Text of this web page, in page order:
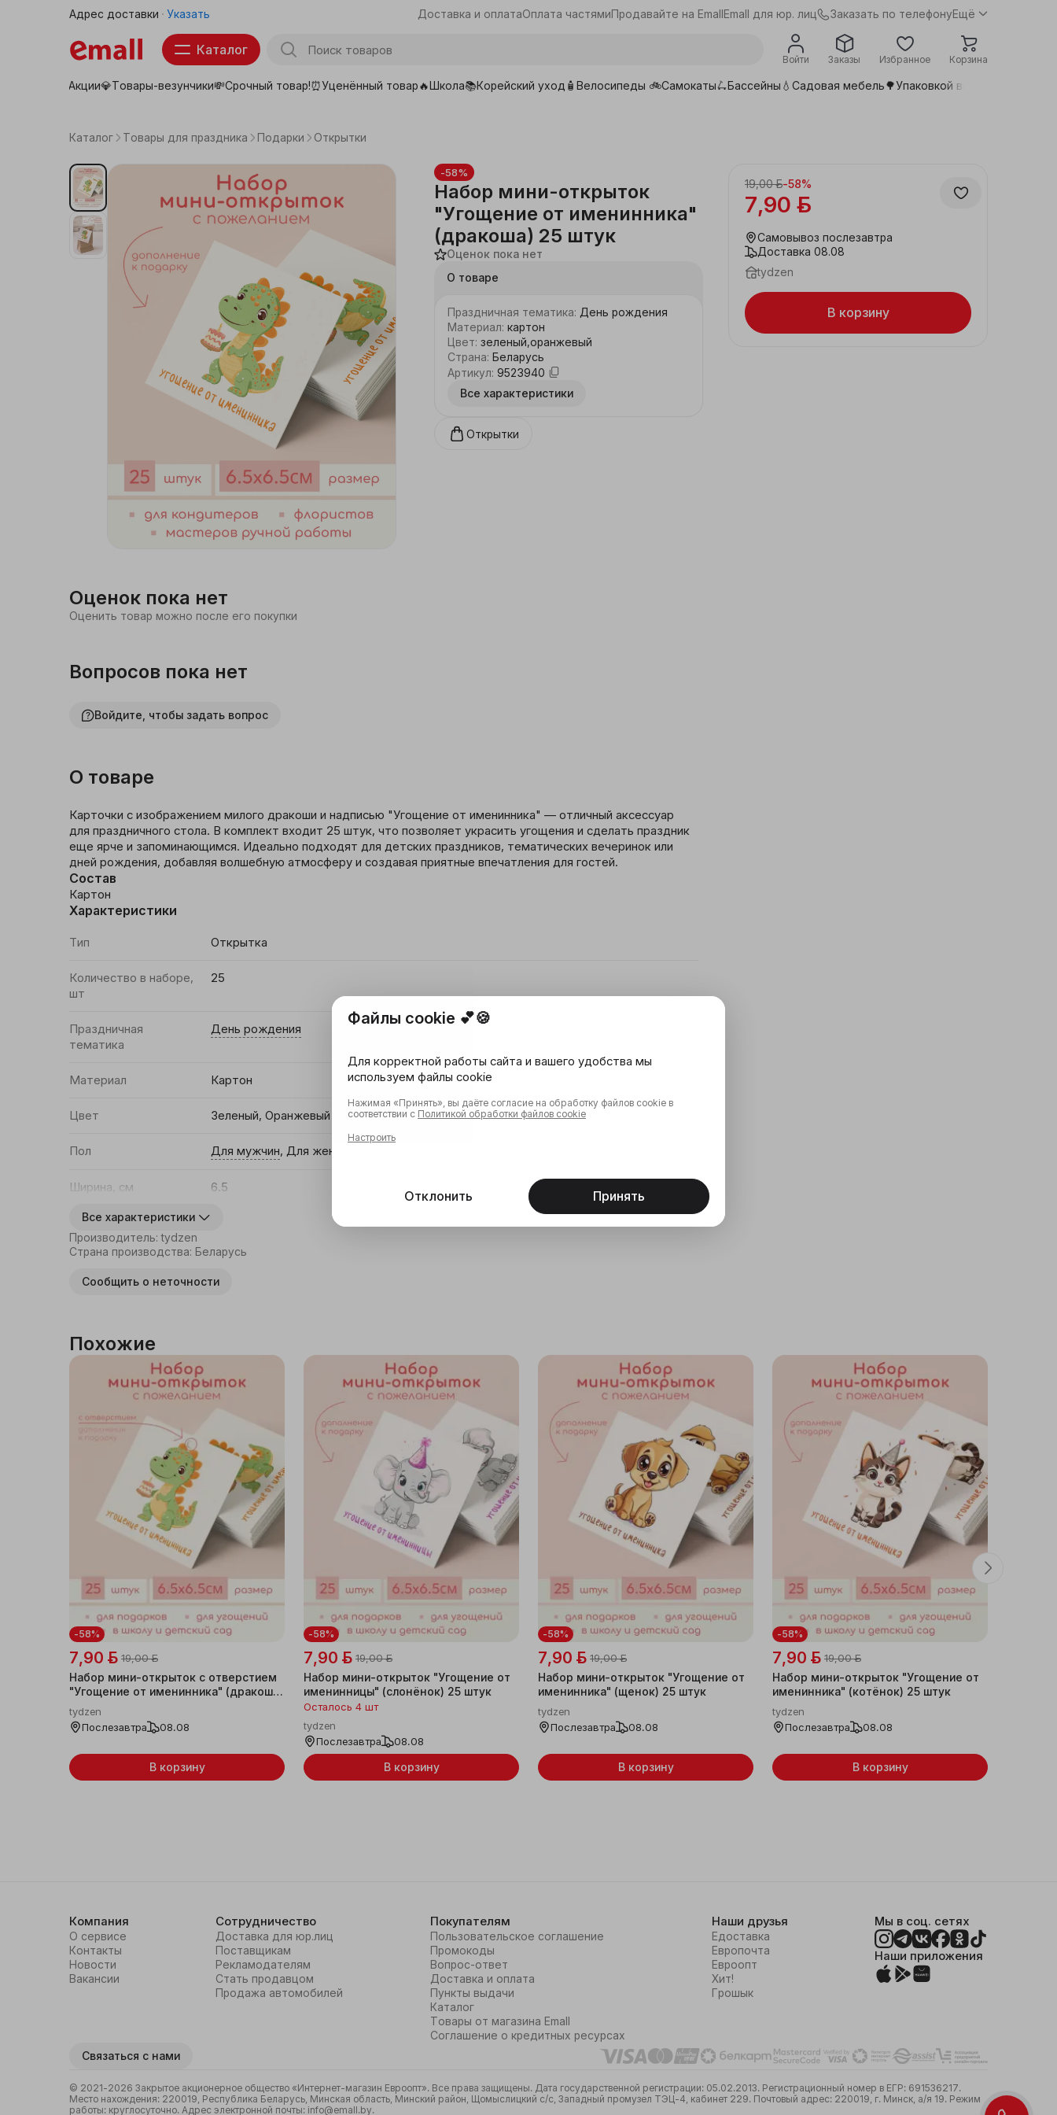
Адрес доставки Указать Доставка и оплатаОплата частямиПродавайте на EmallEmall для юр. лиц Заказать по телефонуЕщё
Каталог
Войти Заказы Избранное Корзина
Акции💎Товары-везунчики💸Срочный товар!⏰Уценённый товар🔥Школа📚Корейский уход🧴 Велосипеды 🚲Самокаты🛴Бассейны💧 Садовая мебель🌳Упаковкой выгоднее📦
Товары для школы
Бытовая техника
Электроника
Аптека
Детские товары
Товары для животных
Красота, здоровье
Бытовая химия,
Мебель
Интерьер, посуда
Досуг и хобби
Мужская одежда и
Детская одежда
Обувь
Галантерея и
аксессуары
Новогодние товары
Товары для школы
Каталог Товары для праздника Подарки Открытки
-58%
Набор мини-открыток
"Угощение от именинника"
(дракоша) 25 штук
Оценок пока нет
О товаре
Праздничная тематика: День рождения
Материал: картон
Цвет: зеленый,оранжевый
Страна: Беларусь
Артикул: 9523940
Все характеристики
Открытки
19,00 ƃ-58%
7,90 ƃ
Самовывоз послезавтра
Доставка 08.08
tydzen
В корзину
Оценок пока нет
Оценить товар можно после его покупки
Вопросов пока нет
Войдите, чтобы задать вопрос
О товаре
Карточки с изображением милого дракоши и надписью "Угощение от именинника" — отличный аксессуар
для праздничного стола. В комплект входит 25 штук, что позволяет украсить угощения и сделать праздник
еще ярче и запоминающимся. Идеально подходят для детских праздников, тематических вечеринок или
дней рождения, добавляя волшебную атмосферу и создавая приятные впечатления для гостей.
Состав
Картон
Характеристики
Тип Открытка
Количество в наборе,
шт
25
Праздничная
тематика
День рождения
Материал Картон
Цвет Зеленый, Оранжевый
Пол Для мужчин, Для женщин
Ширина, см 6.5
Все характеристики
Производитель:tydzen
Страна производства: Беларусь
Сообщить о неточности
Похожие
-58%
7,90 ƃ 19,00 ƃ
Набор мини-открыток с отверстием
"Угощение от именинника" (дракоша)
25 штук
tydzen
Послезавтра
08.08
В корзину
-58%
7,90 ƃ 19,00 ƃ
Набор мини-открыток "Угощение от
именинницы" (слонёнок) 25 штук
Осталось 4 шт
tydzen
Послезавтра
08.08
В корзину
-58%
7,90 ƃ 19,00 ƃ
Набор мини-открыток "Угощение от
именинника" (щенок) 25 штук
tydzen
Послезавтра
08.08
В корзину
-58%
7,90 ƃ 19,00 ƃ
Набор мини-открыток "Угощение от
именинника" (котёнок) 25 штук
tydzen
Послезавтра
08.08
В корзину
Компания
О сервисе
Контакты
Новости
Вакансии
Сотрудничество
Доставка для юр.лиц
Поставщикам
Рекламодателям
Стать продавцом
Продажа автомобилей
Покупателям
Пользовательское соглашение
Промокоды
Вопрос-ответ
Доставка и оплата
Пункты выдачи
Каталог
Товары от магазина Emall
Соглашение о кредитных ресурсах
Наши друзья
Едоставка
Европочта
Евроопт
Хит!
Грошык
Мы в соц. сетях
Наши приложения
Связаться с нами
© 2021-2026 Закрытое акционерное общество «Интернет-магазин Евроопт». Все права защищены. Дата государственной регистрации: 05.02.2013. Регистрационный номер в ЕГР: 691536217.
Место нахождения: 220019, Республика Беларусь, Минская область, Минский район, Щомыслицкий с/с, Западный промузел ТЭЦ-4, кабинет 229. Почтовый адрес: 220019, г. Минск, а/я 19. Режим
работы: круглосуточно. Адрес электронной почты: info@emall.by.
Файлы cookie 💕🍪
Для корректной работы сайта и вашего удобства мы
используем файлы cookie
Нажимая «Принять», вы даёте согласие на обработку файлов cookie в
соответствии с Политикой обработки файлов cookie
Настроить
Отклонить Принять